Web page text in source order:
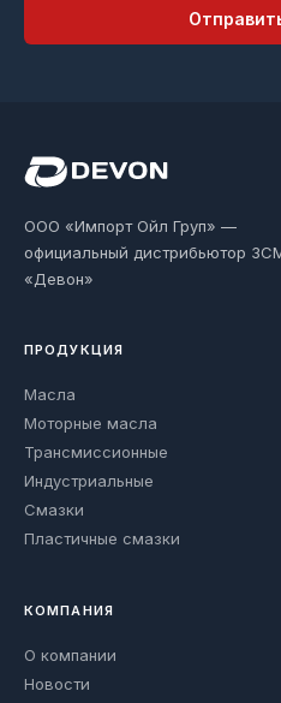
ООО «Импорт Ойл Груп» —
официальный дистрибьютор
«Девон»
ПРОДУКЦИЯ
Масла
Моторные масла
Трансмиссионные
Индустриальные
Смазки
Пластичные смазки
КОМПАНИЯ
О компании
Новости